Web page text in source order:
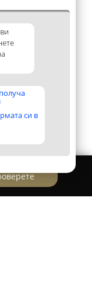
си в